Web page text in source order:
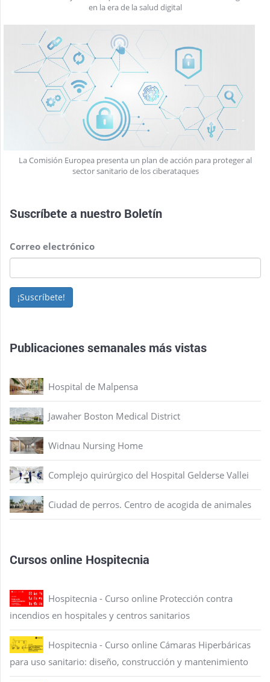
en la era de la salud digital
La Comisión Europea presenta un plan de acción para proteger al
sector sanitario de los ciberataques
Suscríbete a nuestro Boletín
Correo electrónico
¡Suscríbete!
Publicaciones semanales más vistas
Hospital de Malpensa
Jawaher Boston Medical District
Widnau Nursing Home
Complejo quirúrgico del Hospital Gelderse Vallei
Ciudad de perros. Centro de acogida de animales
Cursos online Hospitecnia
Hospitecnia - Curso online Protección contra
incendios en hospitales y centros sanitarios
Hospitecnia - Curso online Cámaras Hiperbáricas
para uso sanitario: diseño, construcción y mantenimiento